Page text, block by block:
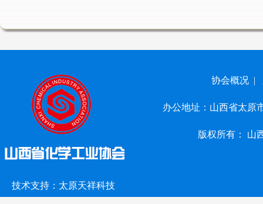
协会概况 |
办公地址：山西省太原
版权所有： 山
技术支持： 太原天祥科技